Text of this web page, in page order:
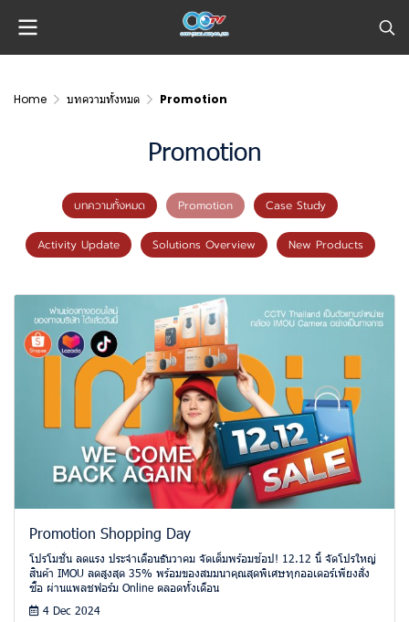
Home บทความทั้งหมด Promotion
Promotion
บทความทั้งหมด Promotion Case Study
Activity Update Solutions Overview New Products
Promotion Shopping Day
โปรโมชั่น ลดแรง ประจำเดือนธันวาคม จัดเต็มพร้อมช้อป! 12.12 นี้ จัดโปรใหญ่
สินค้า IMOU ลดสูงสุด 35% พร้อมของสมมนาคุณสุดพิเศษทุกออเดอร์เพียงสั่ง
ซื้อ ผ่านแพลชฟอร์ม Online ตลอดทั้งเดือน
4 Dec 2024